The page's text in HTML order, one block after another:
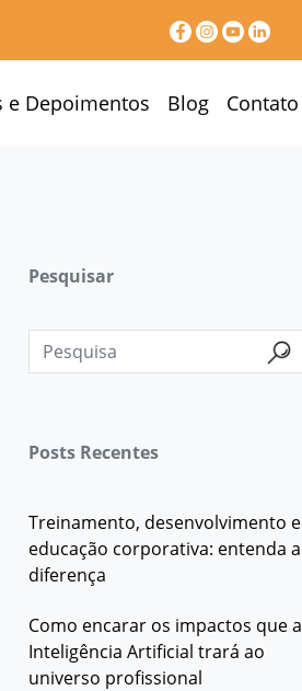
e Depoimentos Blog Contato
Pesquisar
Posts Recentes
Treinamento, desenvolvimento e
educação corporativa: entenda a
diferença
Como encarar os impactos que a
Inteligência Artificial trará ao
universo profissional